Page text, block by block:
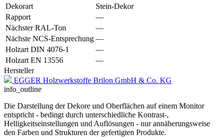
Dekorart
Stein-Dekor
Rapport
—
Nächster RAL-Ton
—
Nächste NCS-Entsprechung —
Holzart DIN 4076-1
—
Holzart EN 13556
—
Hersteller
EGGER Holzwerkstoffe Brilon GmbH & Co. KG
info_outline
Die Darstellung der Dekore und Oberflächen auf einem Monitor
entspricht - bedingt durch unterschiedliche Kontrast-,
Helligkeitseinstellungen und Auflösungen - nur annäherungsweise
den Farben und Strukturen der gefertigten Produkte.